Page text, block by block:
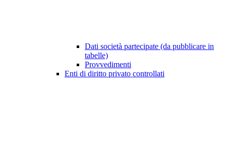
Dati società partecipate (da pubblicare in
tabelle)
Provvedimenti
Enti di diritto privato controllati